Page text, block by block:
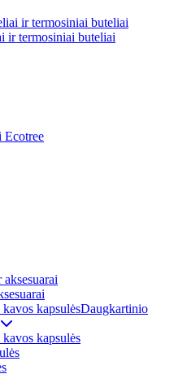
ir termosiniai buteliai
Ecotree
Daugkartinio